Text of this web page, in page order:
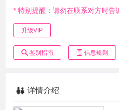
* 特别提醒：请勿在联系对方时告
升级VIP
鉴别指南 信息规则
详情介绍